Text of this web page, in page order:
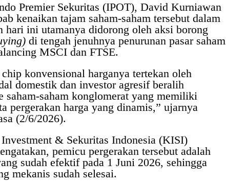
Premier Sekuritas (IPOT), David Kurniawan
kenaikan tajam saham-saham tersebut dalam
hari ini utamanya didorong oleh aksi borong
di tengah jenuhnya penurunan pasar saham
MSCI dan FTSE.
konvensional harganya tertekan oleh
domestik dan investor agresif beralih
saham-saham konglomerat yang memiliki
pergerakan harga yang dinamis,” ujarnya
(2/6/2026).
& Sekuritas Indonesia (KISI)
pemicu pergerakan tersebut adalah
sudah efektif pada 1 Juni 2026, sehingga
mekanis sudah selesai.